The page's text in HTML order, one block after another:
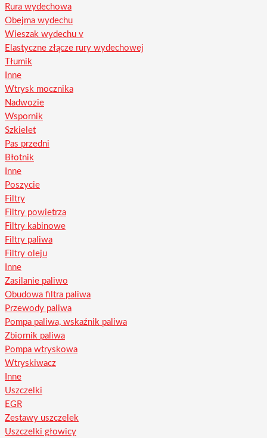
Rura wydechowa
Obejma wydechu
Wieszak wydechu v
Elastyczne złącze rury wydechowej
Tłumik
Inne
Wtrysk mocznika
Nadwozie
Wspornik
Szkielet
Pas przedni
Błotnik
Inne
Poszycie
Filtry
Filtry powietrza
Filtry kabinowe
Filtry paliwa
Filtry oleju
Inne
Zasilanie paliwo
Obudowa filtra paliwa
Przewody paliwa
Pompa paliwa, wskaźnik paliwa
Zbiornik paliwa
Pompa wtryskowa
Wtryskiwacz
Inne
Uszczelki
EGR
Zestawy uszczelek
Uszczelki głowicy